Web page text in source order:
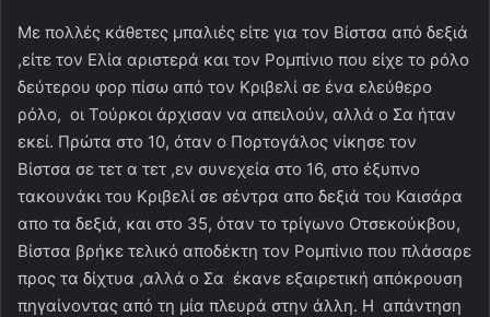
Με πολλές κάθετες μπαλιές είτε για τον Βίστσα από δεξιά
,είτε τον Ελία αριστερά και τον Ρομπίνιο που είχε το ρόλο
δεύτερου φορ πίσω από τον Κριβελί σε ένα ελεύθερο
ρόλο, οι Τούρκοι άρχισαν να απειλούν, αλλά ο Σα ήταν
εκεί. Πρώτα στο 10, όταν ο Πορτογάλος νίκησε τον
Βίστσα σε τετ α τετ ,εν συνεχεία στο 16, στο έξυπνο
τακουνάκι του Κριβελί σε σέντρα απο δεξιά του Καισάρα
απο τα δεξιά, και στο 35, όταν το τρίγωνο Οτσεκούκβου,
Βίστσα βρήκε τελικό αποδέκτη τον Ρομπίνιο που πλάσαρε
προς τα δίχτυα ,αλλά ο Σα έκανε εξαιρετική απόκρουση
πηγαίνοντας από τη μία πλευρά στην άλλη. Η απάντηση